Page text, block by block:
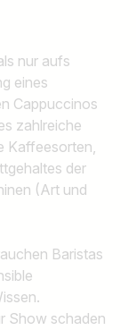
nur aufs
eines
Cappuccinos
zahlreiche
Kaffeesorten,
der
(Art und
Baristas
Show schaden